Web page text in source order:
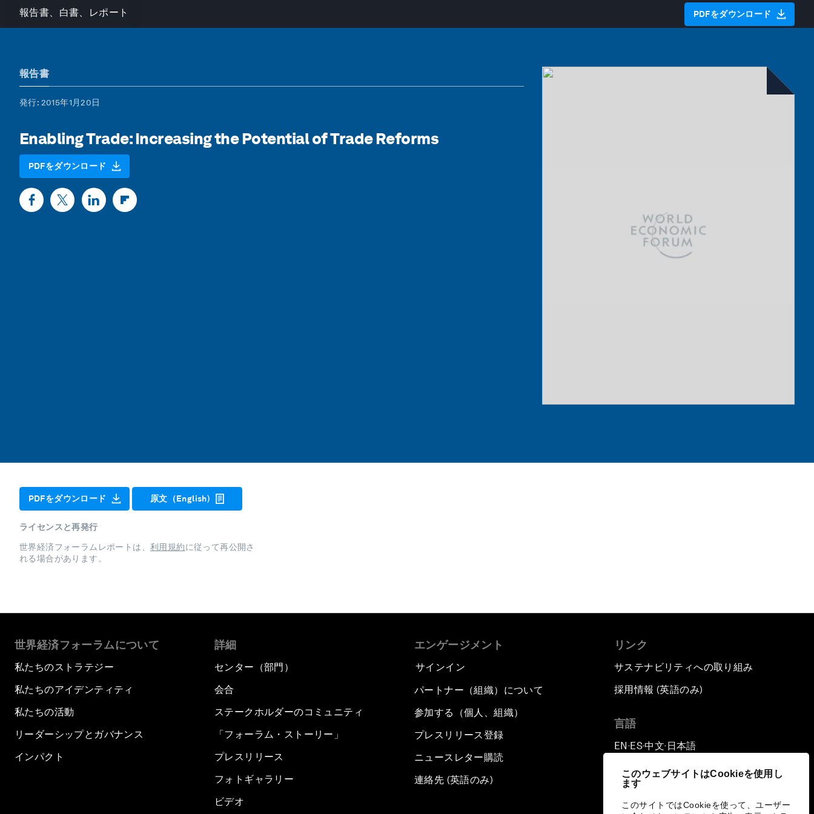
このウェブサイトはCookieを使用し
ます
このサイトではCookieを使って、ユーザー
報告書、白書、レポート PDFをダウンロード
報告書
発行: 2015年1月20日
Enabling Trade: Increasing the Potential of Trade Reforms
PDFをダウンロード
PDFをダウンロード 原文（English)
ライセンスと再発行
世界経済フォーラムレポートは、 利用規約に従って再公開さ
れる場合があります。
世界経済フォーラムについて
私たちのストラテジー
私たちのアイデンティティ
私たちの活動
リーダーシップとガバナンス
インパクト
詳細
センター（部門）
会合
ステークホルダーのコミュニティ
「フォーラム・ストーリー」
プレスリリース
フォトギャラリー
ビデオ
エンゲージメント
サインイン
パートナー（組織）について
参加する（個人、組織）
プレスリリース登録
ニュースレター購読
連絡先 (英語のみ)
リンク
サステナビリティへの取り組み
採用情報 (英語のみ)
言語
EN ▪ES▪中文▪ 日本語